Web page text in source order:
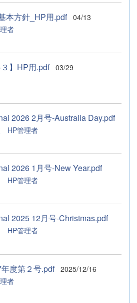
本方針_HP用.pdf 04/13
者
】HP用.pdf
03/29
2026 2月号-Australia Day.pdf
HP管理者
2026 1月号-New Year.pdf
HP管理者
2025 12月号-Christmas.pdf
HP管理者
度第２号.pdf 2025/12/16
者